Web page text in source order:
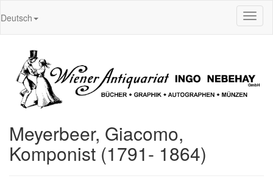
Deutsch
Meyerbeer, Giacomo,
Komponist (1791- 1864)